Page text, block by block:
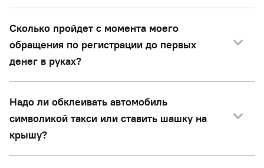
Сколько пройдет с момента моего
обращения по регистрации до первых
денег в руках?
Надо ли обклеивать автомобиль
символикой такси или ставить шашку на
крышу?